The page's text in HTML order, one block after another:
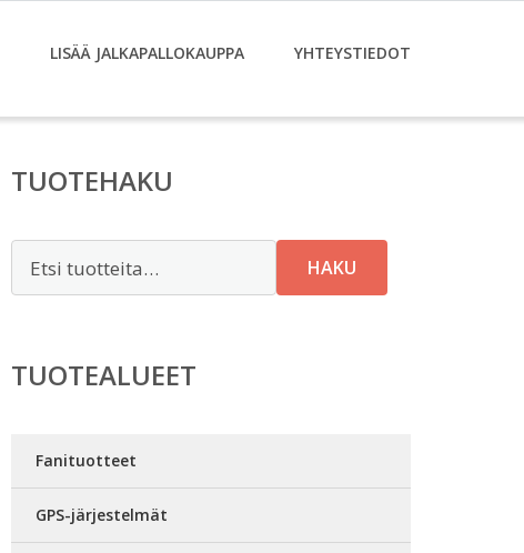
LISÄÄ JALKAPALLOKAUPPA YHTEYSTIEDOT
TUOTEHAKU
HAKU
TUOTEALUEET
Fanituotteet
GPS-järjestelmät